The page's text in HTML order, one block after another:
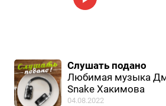
Слушать подано
Любимая музыка
Snake Хакимова
04.08.2022